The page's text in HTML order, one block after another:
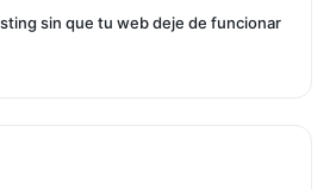
sin que tu web deje de funcionar